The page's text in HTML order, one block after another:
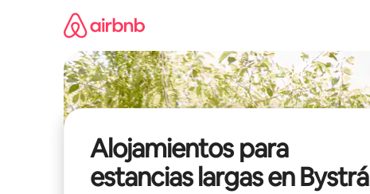
Alojamientos para
estancias largas en Bystrá